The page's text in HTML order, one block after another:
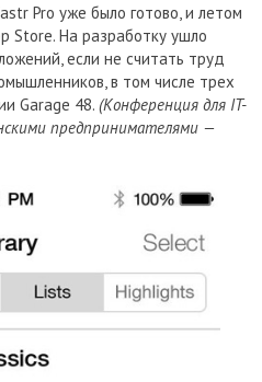
Pro уже было готово, и летом
Store. На разработку ушло
если не считать труд
в том числе трех
Garage 48. (Конференция для IT-
предпринимателями —